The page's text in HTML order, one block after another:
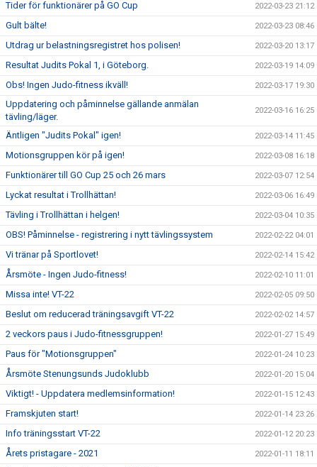
Tider för funktionärer på GO Cup 2022-03-23 21:12
Gult bälte! 2022-03-23 08:46
Utdrag ur belastningsregistret hos polisen! 2022-03-20 13:17
Resultat Judits Pokal 1, i Göteborg. 2022-03-19 14:09
Obs! Ingen Judo-fitness ikväll! 2022-03-17 19:30
Uppdatering och påminnelse gällande anmälan
tävling/läger.
2022-03-16 16:25
Äntligen "Judits Pokal" igen! 2022-03-14 11:45
Motionsgruppen kör på igen! 2022-03-08 16:18
Funktionärer till GO Cup 25 och 26 mars 2022-03-07 12:54
Lyckat resultat i Trollhättan! 2022-03-06 16:49
Tävling i Trollhättan i helgen! 2022-03-04 10:35
OBS! Påminnelse - registrering i nytt tävlingssystem 2022-02-22 04:01
Vi tränar på Sportlovet! 2022-02-14 15:42
Årsmöte - Ingen Judo-fitness! 2022-02-10 11:01
Missa inte! VT-22 2022-02-05 09:50
Beslut om reducerad träningsavgift VT-22 2022-02-02 14:57
2 veckors paus i Judo-fitnessgruppen! 2022-01-27 15:49
Paus för "Motionsgruppen" 2022-01-24 10:23
Årsmöte Stenungsunds Judoklubb 2022-01-20 15:04
Viktigt! - Uppdatera medlemsinformation! 2022-01-15 12:43
Framskjuten start! 2022-01-14 23:26
Info träningsstart VT-22 2022-01-12 20:23
Årets pristagare - 2021 2022-01-11 18:11